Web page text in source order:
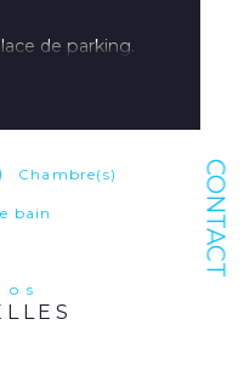
CONTACT
Chambre(s)
bain
de parking.
(FIN DE BAIL